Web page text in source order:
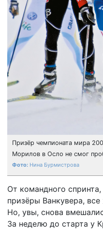
Призёр чемпионата мира
Морилов в Осло не смог
Нина Бурмистрова
От командного
призёры Ванкувера,
Но, увы, снова
За неделю до старта у